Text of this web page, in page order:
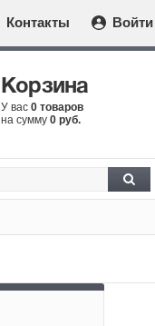
Контакты Войти
Корзина
У вас 0 товаров
на сумму 0 руб.